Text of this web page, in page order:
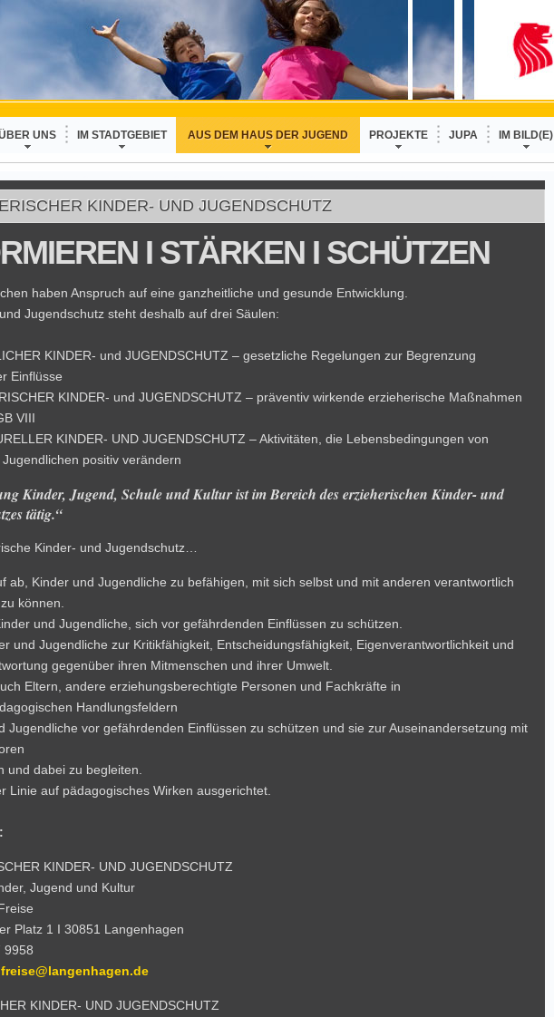
UNS IM STADTGEBIET AUS DEM HAUS DER JUGEND PROJEKTE JUPA IM BILD(E)
KINDER- UND JUGENDSCHUTZ
I STÄRKEN I SCHÜTZEN
haben Anspruch auf eine ganzheitliche und gesunde Entwicklung.
Jugendschutz steht deshalb auf drei Säulen:
KINDER- und JUGENDSCHUTZ – gesetzliche Regelungen zur Begrenzung
Einflüsse
KINDER- und JUGENDSCHUTZ – präventiv wirkende erzieherische Maßnahmen
VIII
KINDER- UND JUGENDSCHUTZ – Aktivitäten, die Lebensbedingungen von
positiv verändern
Kinder, Jugend, Schule und Kultur ist im Bereich des erzieherischen Kinder- und
tätig.“
Kinder- und Jugendschutz…
ab, Kinder und Jugendliche zu befähigen, mit sich selbst und mit anderen verantwortlich
können.
und Jugendliche, sich vor gefährdenden Einflüssen zu schützen.
und Jugendliche zur Kritikfähigkeit, Entscheidungsfähigkeit, Eigenverantwortlichkeit und
gegenüber ihren Mitmenschen und ihrer Umwelt.
Eltern, andere erziehungsberechtigte Personen und Fachkräfte in
Handlungsfeldern
Jugendliche vor gefährdenden Einflüssen zu schützen und sie zur Auseinandersetzung mit
und dabei zu begleiten.
Linie auf pädagogisches Wirken ausgerichtet.
KINDER- UND JUGENDSCHUTZ
Jugend und Kultur
Platz 1 I 30851 Langenhagen
9958
KINDER- UND JUGENDSCHUTZ